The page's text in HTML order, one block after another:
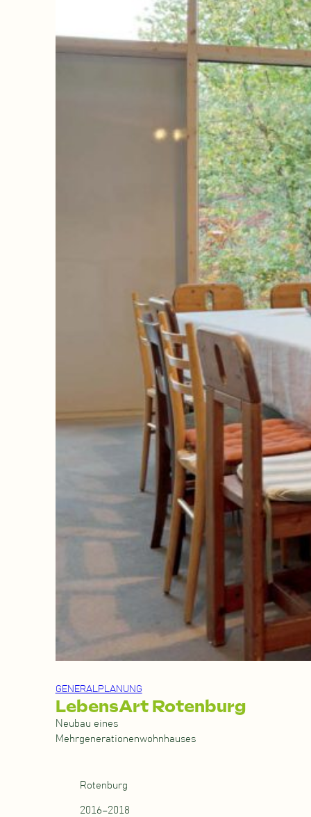
GENERALPLANUNG
LebensArt Rotenburg
Neubau eines
Mehrgenerationenwohnhauses
Rotenburg
2016–2018